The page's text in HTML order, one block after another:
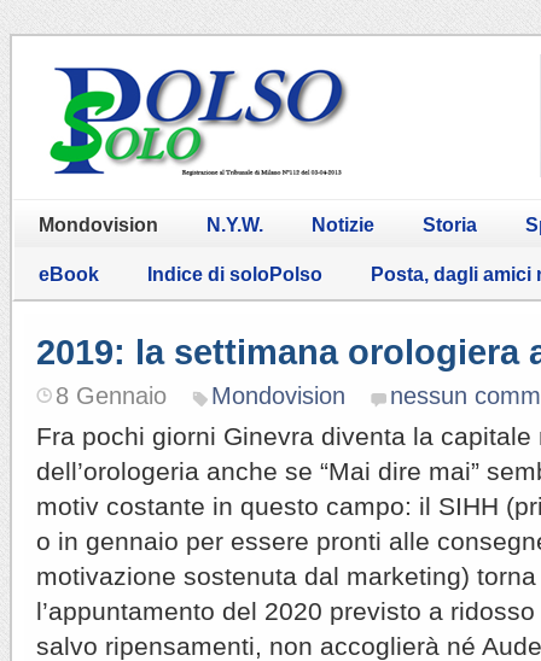
Mondovision N.Y.W. Notizie Storia
eBook Indice di soloPolso Posta, dagli amici
2019: la settimana orologiera
8 Gennaio Mondovision nessun
Fra pochi giorni Ginevra diventa la capitale
dell’orologeria anche se “Mai dire mai”
motiv costante in questo campo: il SIHH
o in gennaio per essere pronti alle
motivazione sostenuta dal marketing)
l’appuntamento del 2020 previsto a
salvo ripensamenti, non accoglierà né